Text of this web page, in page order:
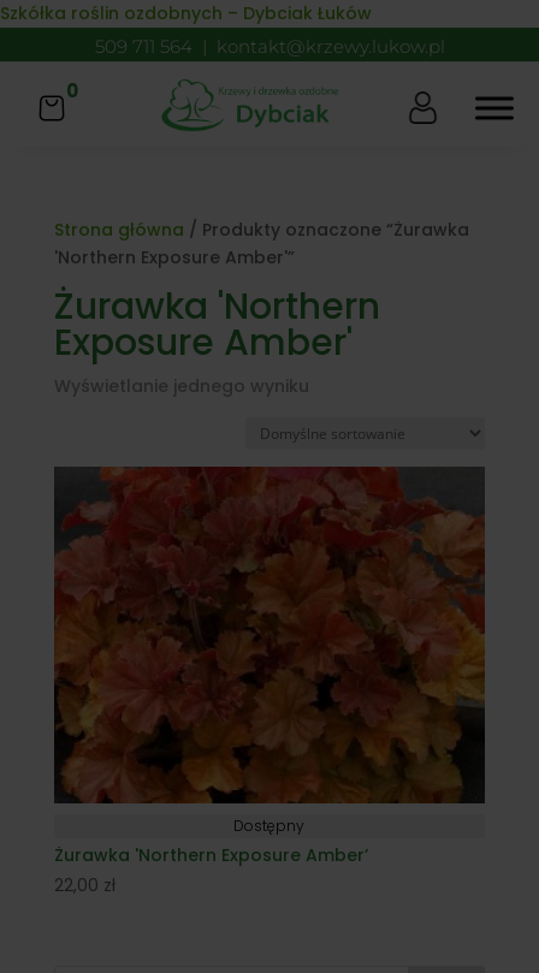
Skip to content
Szkółka roślin ozdobnych – Dybciak Łuków
509 711 564 | kontakt@krzewy.lukow.pl
0
Strona główna / Produkty oznaczone “Żurawka
'Northern Exposure Amber'”
Żurawka 'Northern
Exposure Amber'
Wyświetlanie jednego wyniku
Dostępny
Żurawka 'Northern Exposure Amber’
22,00 zł